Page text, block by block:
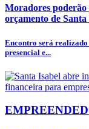
Moradores poderão
orçamento de Santa
Encontro será realizado
presencial e...